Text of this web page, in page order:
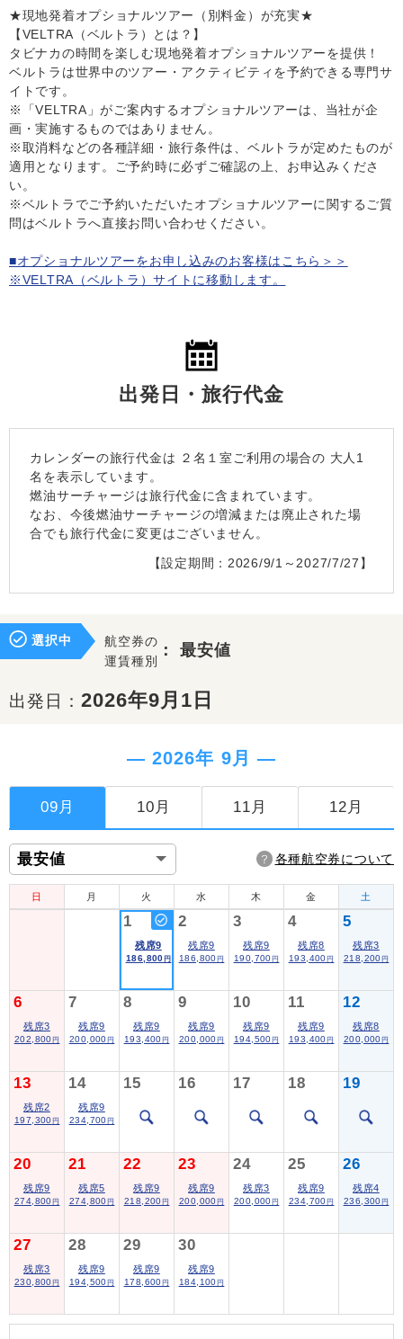
★現地発着オプショナルツアー（別料金）が充実★
【VELTRA（ベルトラ）とは？】
タビナカの時間を楽しむ現地発着オプショナルツアーを提供！
ベルトラは世界中のツアー・アクティビティを予約できる専門サ
イトです。
※「VELTRA」がご案内するオプショナルツアーは、当社が企
画・実施するものではありません。
※取消料などの各種詳細・旅行条件は、ベルトラが定めたものが
適用となります。ご予約時に必ずご確認の上、お申込みくださ
い。
※ベルトラでご予約いただいたオプショナルツアーに関するご質
問はベルトラへ直接お問い合わせください。
■オプショナルツアーをお申し込みのお客様はこちら＞＞
※VELTRA（ベルトラ）サイトに移動します。
出発日・旅行代金
カレンダーの旅行代金は ２名１室ご利用の場合の 大人1
名を表示しています。
燃油サーチャージは旅行代金に含まれています。
なお、今後燃油サーチャージの増減または廃止された場
合でも旅行代金に変更はございません。
【設定期間：2026/9/1～2027/7/27】
選択中
航空券の
運賃種別
：最安値
出発日： 2026年9月1日
― 2026年 9月 ―
09月 10月 11月 12月
各種航空券について
日 月 火 水 木 金 土
1
残席9
186,800 円
2
残席9
186,800 円
3
残席9
190,700 円
4
残席8
193,400 円
5
残席3
218,200 円
6
残席3
202,800 円
7
残席9
200,000 円
8
残席9
193,400 円
9
残席9
200,000 円
10
残席9
194,500 円
11
残席9
193,400 円
12
残席8
200,000 円
13
残席2
197,300 円
14
残席9
234,700 円
15 16 17 18 19
20
残席9
274,800 円
21
残席5
274,800 円
22
残席9
218,200 円
23
残席9
200,000 円
24
残席3
200,000 円
25
残席9
234,700 円
26
残席4
236,300 円
27
残席3
230,800 円
28
残席9
194,500 円
29
残席9
178,600 円
30
残席9
184,100 円